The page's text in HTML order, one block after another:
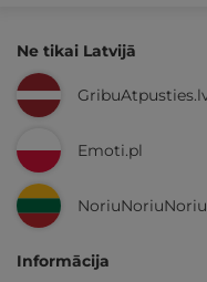
Ne tikai Latvijā
Emoti.pl
Informācija